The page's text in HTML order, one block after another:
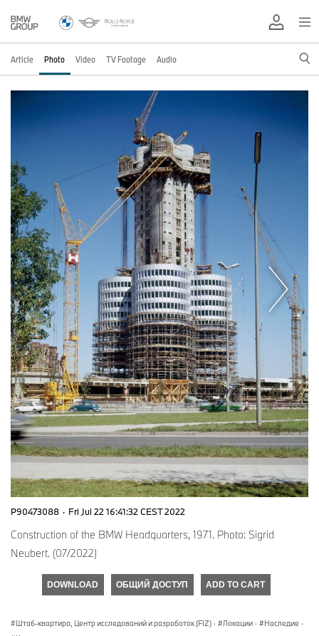
Article Photo Video TV Footage Audio
P90473088 · Fri Jul 22 16:41:32 CEST 2022
Construction of the BMW Headquarters, 1971. Photo: Sigrid
Neubert. (07/2022)
DOWNLOAD ОБЩИЙ ДОСТУП ADD TO CART
Штаб-квартира, Центр исследований и разработок (FIZ) · Локации · Наследие ·